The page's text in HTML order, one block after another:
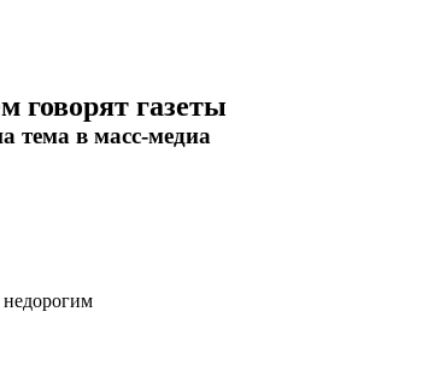
говорят газеты
тема в масс-медиа